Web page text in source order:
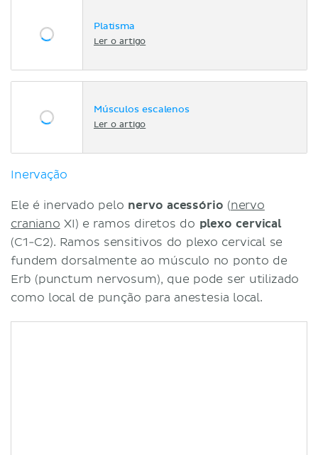
Platisma
Ler o artigo
Músculos escalenos
Ler o artigo
Inervação
Ele é inervado pelo nervo acessório (nervo
craniano XI) e ramos diretos do plexo cervical
(C1-C2). Ramos sensitivos do plexo cervical se
fundem dorsalmente ao músculo no ponto de
Erb (punctum nervosum), que pode ser utilizado
como local de punção para anestesia local.